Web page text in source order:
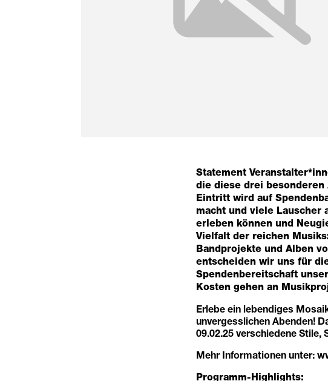
Statement
die diese drei
Eintritt wird auf
macht und viele Lauscher
erleben können und
Vielfalt der reichen
Bandprojekte und Alben
entscheiden wir uns für
Spendenbereitschaft
Kosten gehen an
Erlebe ein lebendiges
unvergesslichen Abenden!
09.02.25 verschiedene Stile,
Mehr Informationen unter:
Programm-Highlights: